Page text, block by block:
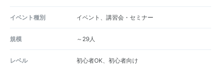
イベント種別 イベント、講習会・セミナー
規模 ～29人
レベル 初心者OK、初心者向け